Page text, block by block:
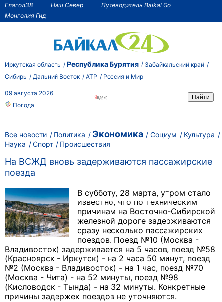
Глагол38 Наш Север
Путеводитель Baikal Go
Монголия Гид
Иркутская область Республика Бурятия
Забайкальский край
Сибирь
Дальний Восток АТР Россия и Мир
09 августа 2026
Погода
Все новости Политика Экономика Социум
Культура
Наука
Спорт Происшествия
На ВСЖД вновь задерживаются пассажирские
поезда
В субботу, 28 марта, утром стало
известно, что по техническим
причинам на Восточно-Сибирской
железной дороге задерживаются
сразу несколько пассажирских
поездов. Поезд №10 (Москва -
Владивосток) задерживается на 5 часов, поезд №58
(Красноярск - Иркутск) - на 2 часа 50 минут, поезд
№2 (Москва - Владивосток) - на 1 час, поезд №70
(Москва - Чита) - на 52 минуты, поезд №98
(Кисловодск - Тында) - на 32 минуты. Конкретные
причины задержек поездов не уточняются.